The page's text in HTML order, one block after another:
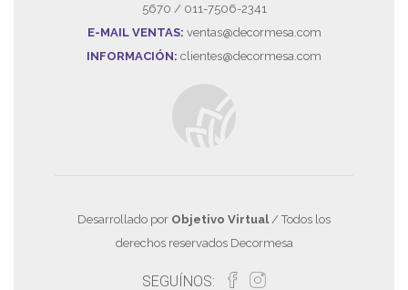
5670 / 011-7506-2341
E-MAIL VENTAS: ventas@decormesa.com
INFORMACIÓN: clientes@decormesa.com
Desarrollado por Objetivo Virtual/ Todos los
derechos reservados Decormesa
SEGUÍNOS: